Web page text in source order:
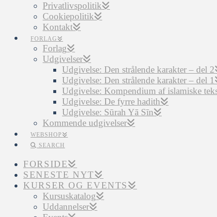
Privatlivspolitik
Cookiepolitik
Kontakt
FORLAG
Forlag
Udgivelser
Udgivelse: Den strålende karakter – del 2
Udgivelse: Den strålende karakter – del 1
Udgivelse: Kompendium af islamiske
Udgivelse: De fyrre hadith
Udgivelse: Sūrah Yā Sīn
Kommende udgivelser
WEBSHOP
SEARCH
FORSIDE
SENESTE NYT
KURSER OG EVENTS
Kursuskatalog
Uddannelser